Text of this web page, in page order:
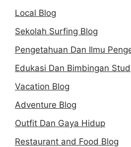
Local Blog
Sekolah Surfing Blog
Pengetahuan Dan Ilmu
Edukasi Dan Bimbingan
Vacation Blog
Adventure Blog
Outfit Dan Gaya Hidup
Restaurant and Food Blog